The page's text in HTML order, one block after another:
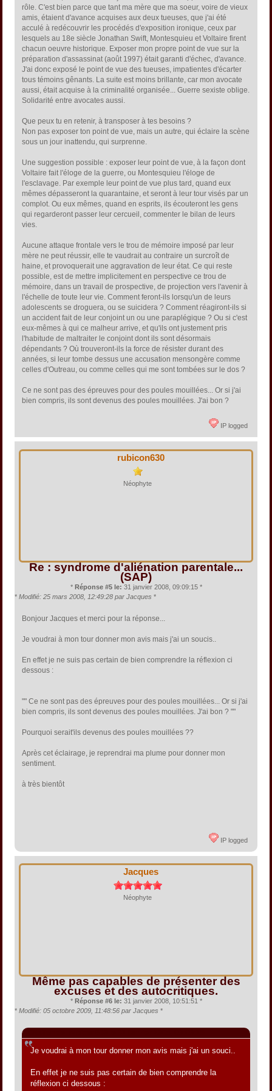
rôle. C'est bien parce que tant ma mère que ma soeur, voire de vieux
amis, étaient d'avance acquises aux deux tueuses, que j'ai été
acculé à redécouvrir les procédés d'exposition ironique, ceux par
lesquels au 18e siècle Jonathan Swift, Montesquieu et Voltaire firent
chacun oeuvre historique. Exposer mon propre point de vue sur la
préparation d'assassinat (août 1997) était garanti d'échec, d'avance.
J'ai donc exposé le point de vue des tueuses, impatientes d'écarter
tous témoins gênants. La suite est moins brillante, car mon avocate
aussi, était acquise à la criminalité organisée... Guerre sexiste oblige.
Solidarité entre avocates aussi.
Que peux tu en retenir, à transposer à tes besoins ?
Non pas exposer ton point de vue, mais un autre, qui éclaire la scène
sous un jour inattendu, qui surprenne.
Une suggestion possible : exposer leur point de vue, à la façon dont
Voltaire fait l'éloge de la guerre, ou Montesquieu l'éloge de
l'esclavage. Par exemple leur point de vue plus tard, quand eux
mêmes dépasseront la quarantaine, et seront à leur tour visés par un
complot. Ou eux mêmes, quand en esprits, ils écouteront les gens
qui regarderont passer leur cercueil, commenter le bilan de leurs
vies.
Aucune attaque frontale vers le trou de mémoire imposé par leur
mère ne peut réussir, elle te vaudrait au contraire un surcroît de
haine, et provoquerait une aggravation de leur état. Ce qui reste
possible, est de mettre implicitement en perspective ce trou de
mémoire, dans un travail de prospective, de projection vers l'avenir à
l'échelle de toute leur vie. Comment feront-ils lorsqu'un de leurs
adolescents se droguera, ou se suicidera ? Comment réagiront-ils si
un accident fait de leur conjoint un ou une paraplégique ? Ou si c'est
eux-mêmes à qui ce malheur arrive, et qu'ils ont justement pris
l'habitude de maltraiter le conjoint dont ils sont désormais
dépendants ? Où trouveront-ils la force de résister durant des
années, si leur tombe dessus une accusation mensongère comme
celles d'Outreau, ou comme celles qui me sont tombées sur le dos ?
Ce ne sont pas des épreuves pour des poules mouillées... Or si j'ai
bien compris, ils sont devenus des poules mouillées. J'ai bon ?
IP logged
rubicon630
Néophyte
Re : syndrome d'aliénation parentale...
(SAP)
* Réponse #5 le: 31 janvier 2008, 09:09:15 *
* Modifié: 25 mars 2008, 12:49:28 par Jacques *
Bonjour Jacques et merci pour la réponse...
Je voudrai à mon tour donner mon avis mais j'ai un soucis..
En effet je ne suis pas certain de bien comprendre la réflexion ci
dessous :
"" Ce ne sont pas des épreuves pour des poules mouillées... Or si j'ai
bien compris, ils sont devenus des poules mouillées. J'ai bon ? ""
Pourquoi serait'ils devenus des poules mouillées ??
Après cet éclairage, je reprendrai ma plume pour donner mon
sentiment.
à très bientôt
IP logged
Jacques
Néophyte
Même pas capables de présenter des
excuses et des autocritiques.
* Réponse #6 le: 31 janvier 2008, 10:51:51 *
* Modifié: 05 octobre 2009, 11:48:56 par Jacques *
Je voudrai à mon tour donner mon avis mais j'ai un souci..
En effet je ne suis pas certain de bien comprendre la
réflexion ci dessous :